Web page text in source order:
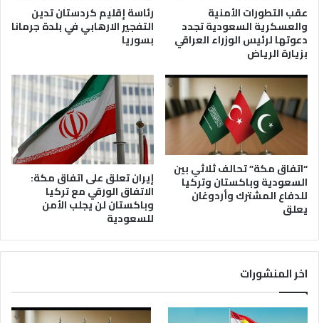
عقب التطورات الأمنية
والعسكرية السعودية تجدد
دعوتها لرئيس الوزراء العراقي
بزيارة الرياض
رئاسة إقليم كردستان تدين
التفجير الارهابي في بلدة جرمانا
بسوريا
“اتفاق مكة” تحالف ثلاثي بين
السعودية وباكستان وتركيا
للدفاع المشترك وأردوغان
يعلق
إيران تعلق على اتفاق مكة:
الاتفاق الورقي مع تركيا
وباكستان لن يجلب الأمن
للسعودية
اخر المنشورات